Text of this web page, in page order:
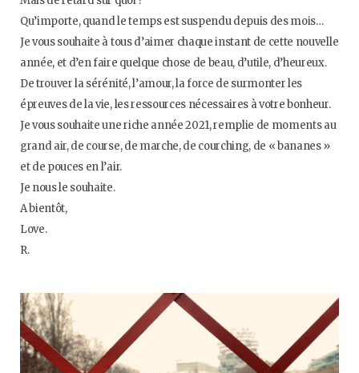
o
o
k
e
r
g
r
a
m
b
e
Qu’importe, quand le temps est suspendu depuis des mois…
Je vous souhaite à tous d’aimer chaque instant de cette nouvelle
année, et d’en faire quelque chose de beau, d’utile, d’heureux.
De trouver la sérénité, l’amour, la force de surmonter les
épreuves de la vie, les ressources nécessaires à votre bonheur.
Je vous souhaite une riche année 2021, remplie de moments au
grand air, de course, de marche, de courching, de « bananes »
et de pouces en l’air.
Je nous le souhaite.
A bientôt,
Love.
R.